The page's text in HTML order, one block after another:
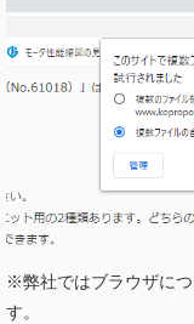
※弊社ではブラウザに
す。